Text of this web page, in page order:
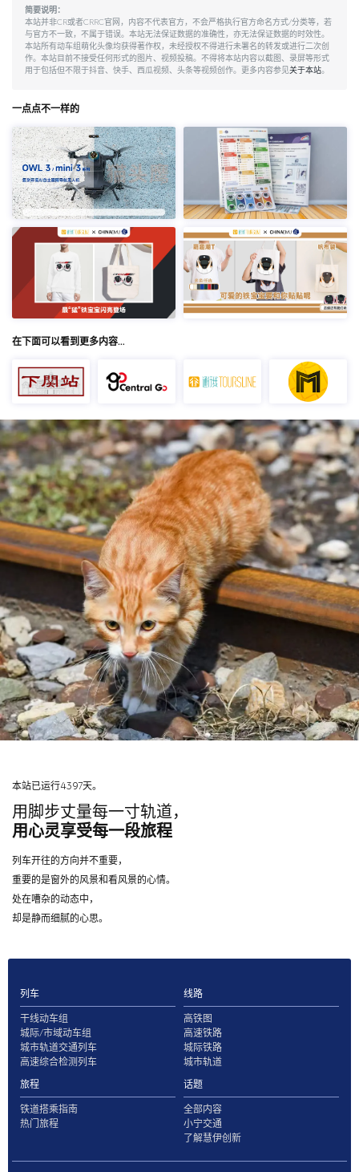
简要说明：
本站并非CR或者CRRC官网，内容不代表官方，不会严格执行官方命名方式/分类等，若
与官方不一致，不属于错误。本站无法保证数据的准确性，亦无法保证数据的时效性。
本站所有动车组萌化头像均获得著作权，未经授权不得进行未署名的转发或进行二次创
作。本站目前不接受任何形式的图片、视频投稿。不得将本站内容以截图、录屏等形式
用于包括但不限于抖音、快手、西瓜视频、头条等视频创作。更多内容参见关于本站。
一点点不一样的
在下面可以看到更多内容…
本站已运行4397天。
用脚步丈量每一寸轨道，
用心灵享受每一段旅程
列车开往的方向并不重要，
重要的是窗外的风景和看风景的心情。
处在嘈杂的动态中，
却是静而细腻的心思。
列车
干线动车组
城际/市域动车组
城市轨道交通列车
高速综合检测列车
线路
高铁图
高速铁路
城际铁路
城市轨道
旅程
铁道搭乘指南
热门旅程
话题
全部内容
小宁交通
了解慧伊创新